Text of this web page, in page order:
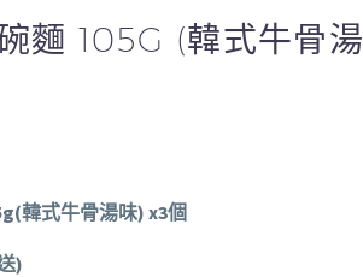
麵 105G (韓式牛骨湯
韓式牛骨湯味) x3個
)